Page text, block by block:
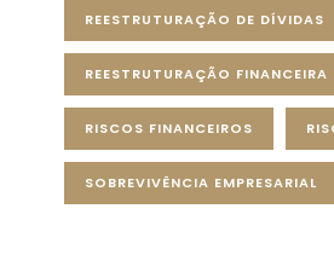
REESTRUTURAÇÃO DE DÍVIDAS
REESTRUTURAÇÃO FINANCEIRA
RISCOS FINANCEIROS
SOBREVIVÊNCIA EMPRESARIAL